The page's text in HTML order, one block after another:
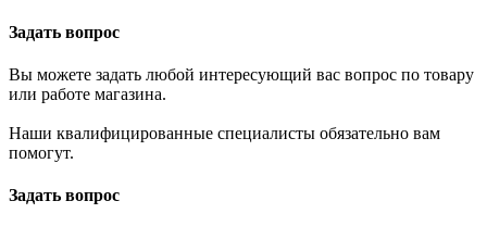
Задать вопрос
Вы можете задать любой интересующий вас вопрос по товару
или работе магазина.
Наши квалифицированные специалисты обязательно вам
помогут.
Задать вопрос